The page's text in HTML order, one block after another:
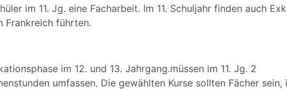
im 11. Jg. eine Facharbeit. Im 11. Schuljahr finden auch
Frankreich führten.
im 12. und 13. Jahrgang.müssen im 11. Jg. 2
umfassen. Die gewählten Kurse sollten Fächer sein,